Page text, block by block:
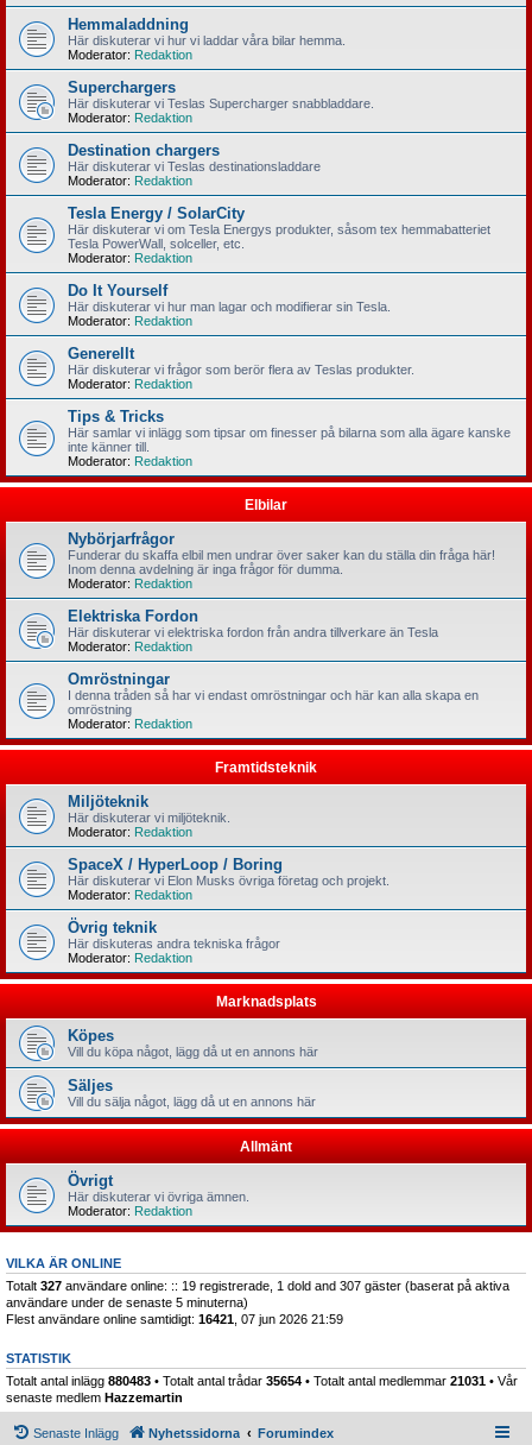
Hemmaladdning
Här diskuterar vi hur vi laddar våra bilar hemma.
Moderator: Redaktion
Superchargers
Här diskuterar vi Teslas Supercharger snabbladdare.
Moderator: Redaktion
Destination chargers
Här diskuterar vi Teslas destinationsladdare
Moderator: Redaktion
Tesla Energy / SolarCity
Här diskuterar vi om Tesla Energys produkter, såsom tex hemmabatteriet
Tesla PowerWall, solceller, etc.
Moderator: Redaktion
Do It Yourself
Här diskuterar vi hur man lagar och modifierar sin Tesla.
Moderator: Redaktion
Generellt
Här diskuterar vi frågor som berör flera av Teslas produkter.
Moderator: Redaktion
Tips & Tricks
Här samlar vi inlägg som tipsar om finesser på bilarna som alla ägare kanske
inte känner till.
Moderator: Redaktion
Elbilar
Nybörjarfrågor
Funderar du skaffa elbil men undrar över saker kan du ställa din fråga här!
Inom denna avdelning är inga frågor för dumma.
Moderator: Redaktion
Elektriska Fordon
Här diskuterar vi elektriska fordon från andra tillverkare än Tesla
Moderator: Redaktion
Omröstningar
I denna tråden så har vi endast omröstningar och här kan alla skapa en
omröstning
Moderator: Redaktion
Framtidsteknik
Miljöteknik
Här diskuterar vi miljöteknik.
Moderator: Redaktion
SpaceX / HyperLoop / Boring
Här diskuterar vi Elon Musks övriga företag och projekt.
Moderator: Redaktion
Övrig teknik
Här diskuteras andra tekniska frågor
Moderator: Redaktion
Marknadsplats
Köpes
Vill du köpa något, lägg då ut en annons här
Säljes
Vill du sälja något, lägg då ut en annons här
Allmänt
Övrigt
Här diskuterar vi övriga ämnen.
Moderator: Redaktion
VILKA ÄR ONLINE
Totalt 327 användare online: :: 19 registrerade, 1 dold and 307 gäster (baserat på aktiva
användare under de senaste 5 minuterna)
Flest användare online samtidigt: 16421 , 07 jun 2026 21:59
STATISTIK
Totalt antal inlägg 880483 • Totalt antal trådar 35654 • Totalt antal medlemmar 21031 • Vår
senaste medlem Hazzemartin
Senaste Inlägg Nyhetssidorna Forumindex